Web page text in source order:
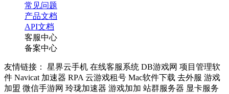
常见问题
产品文档
API文档
客服中心
备案中心
友情链接： 星界云手机 在线客服系统 DB游戏网 项目管理软
件 Navicat 加速器 RPA 云游戏租号 Mac软件下载 去外服 游戏
加盟 微信手游网 玲珑加速器 游戏加加 站群服务器 显卡服务